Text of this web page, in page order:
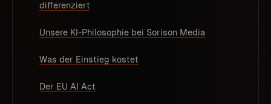
differenziert
Unsere KI-Philosophie bei Sorison Media
Was der Einstieg kostet
Der EU AI Act